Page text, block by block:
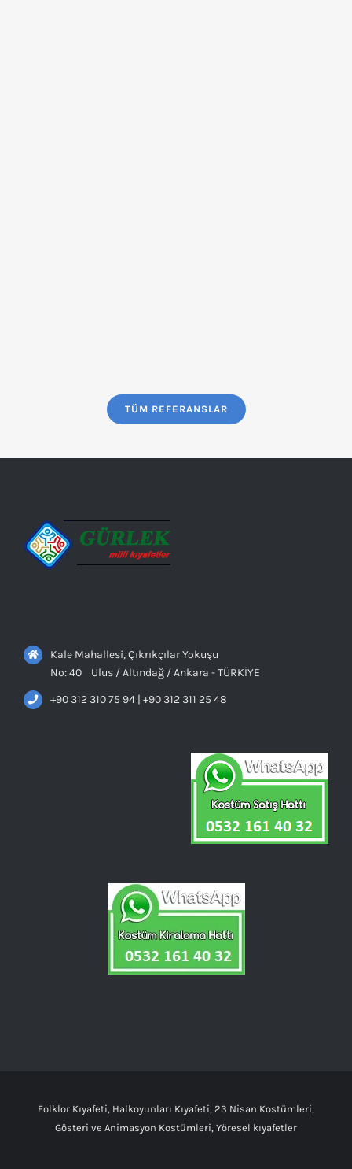
TÜM REFERANSLAR
Kale Mahallesi, Çıkrıkçılar Yokuşu
No: 40 Ulus / Altındağ / Ankara - TÜRKİYE
+90 312 310 75 94 | +90 312 311 25 48
Folklor Kıyafeti, Halkoyunları Kıyafeti, 23 Nisan Kostümleri,
Gösteri ve Animasyon Kostümleri, Yöresel kıyafetler